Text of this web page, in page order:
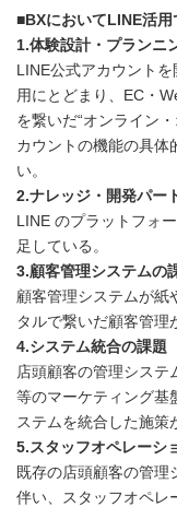
■BXにおいてLINE活用
1.体験設計・プランニ
LINE公式アカウント
用にとどまり、EC・
を繋いだ“オンライン
カウントの機能の具体
い。
2.ナレッジ・開発パー
LINE のプラットフォ
足している。
3.顧客管理システムの
顧客管理システムが紙
タルで繋いだ顧客管理
4.システム統合の課題
店頭顧客の管理システ
等のマーケティング基
ステムを統合した施策
5.スタッフオペレーシ
既存の店頭顧客の管理
伴い、スタッフオペレ